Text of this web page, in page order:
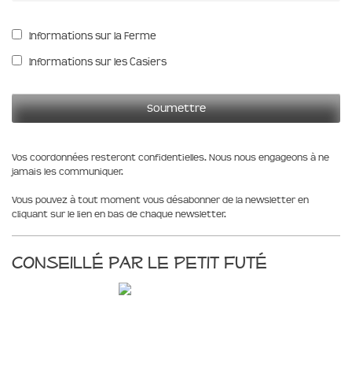
Informations sur la Ferme
Informations sur les Casiers
Vos coordonnées resteront confidentielles. Nous nous engageons à ne
jamais les communiquer.
Vous pouvez à tout moment vous désabonner de la newsletter en
cliquant sur le lien en bas de chaque newsletter.
Conseillé par le Petit Futé